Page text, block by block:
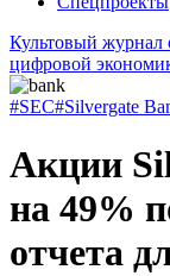
Культовый журнал
цифровой
#SEC#Silvergate
Акции
на 49%
отчета